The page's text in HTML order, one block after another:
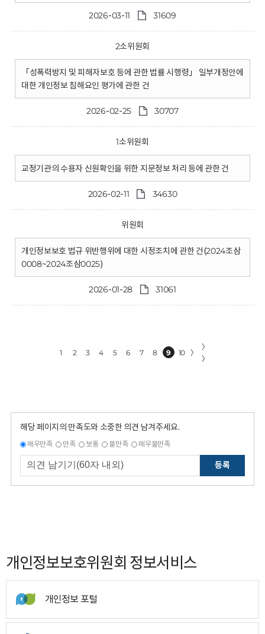
2026-03-11 31609
2소위원회
「성폭력방지 및 피해자보호 등에 관한 법률 시행령」 일부개정안에
대한 개인정보 침해요인 평가에 관한 건
2026-02-25 30707
1소위원회
교정기관의 수용자 신원확인을 위한 지문정보 처리 등에 관한 건
2026-02-11 34630
위원회
개인정보보호 법규 위반행위에 대한 시정조치에 관한 건(2024조삼
0008~2024조삼0025)
2026-01-28 31061
1 2 3 4 5 6 7 8 9 10 〉
〉
〉
해당 페이지의 만족도와 소중한 의견 남겨주세요.
매우만족 만족 보통 불만족 매우불만족
등록
개인정보보호위원회 정보서비스
개인정보 포털